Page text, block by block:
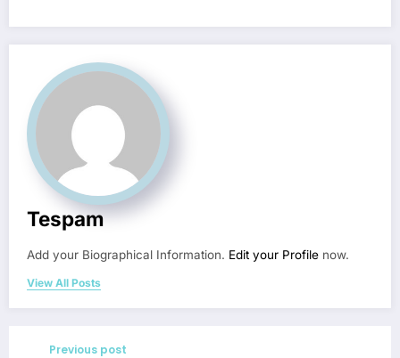
Tespam
Add your Biographical Information. Edit your Profile now.
View All Posts
Previous post